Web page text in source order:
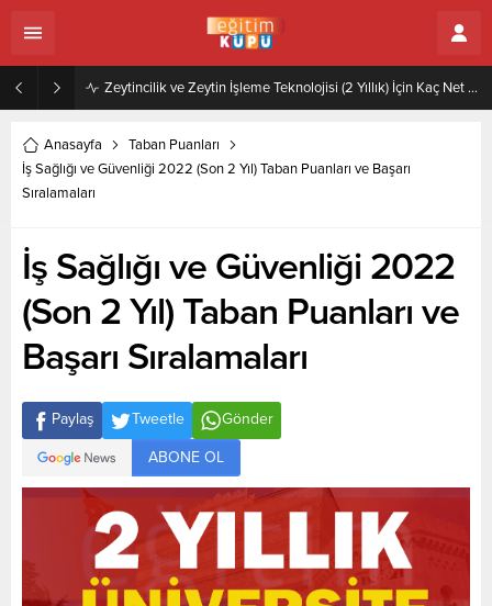
Zeytincilik ve Zeytin İşleme Teknolojisi (2 Yıllık) İçin Kaç Net Gerekir 2022
Anasayfa
Taban Puanları
İş Sağlığı ve Güvenliği 2022 (Son 2 Yıl) Taban Puanları ve Başarı
Sıralamaları
İş Sağlığı ve Güvenliği 2022
(Son 2 Yıl) Taban Puanları ve
Başarı Sıralamaları
Paylaş Tweetle Gönder
ABONE OL